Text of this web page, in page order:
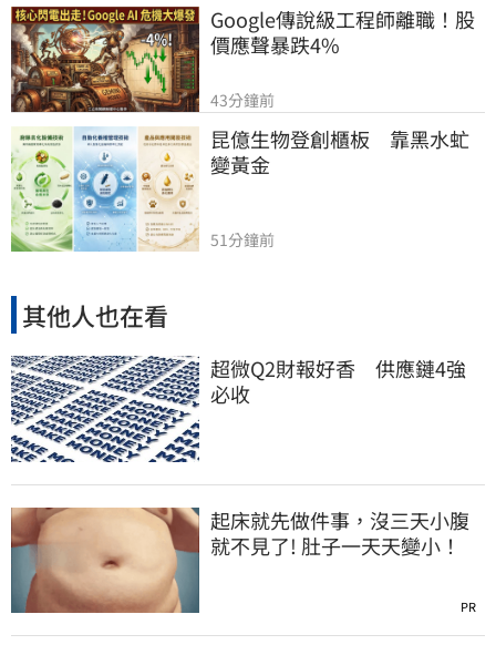
Google傳說級工程師離職！股
價應聲暴跌4%
43分鐘前
昆億生物登創櫃板　靠黑水虻
變黃金
51分鐘前
其他人也在看
超微Q2財報好香 供應鏈4強
必收
起床就先做件事，沒三天小腹
就不見了! 肚子一天天變小！
PR